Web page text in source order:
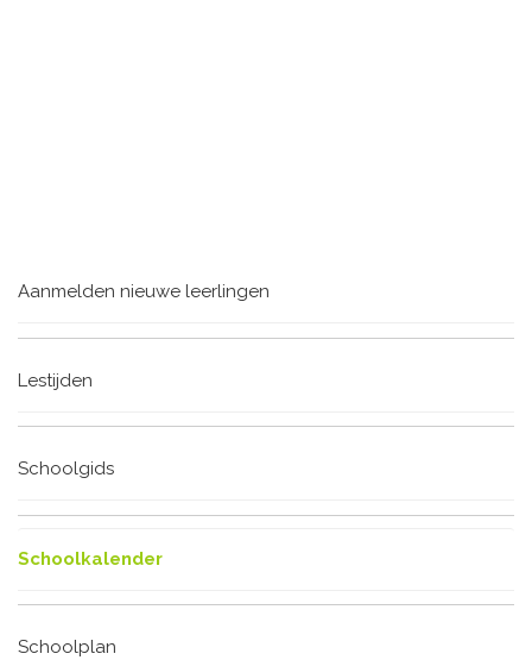
Aanmelden nieuwe leerlingen
Lestijden
Schoolgids
Schoolkalender
Schoolplan